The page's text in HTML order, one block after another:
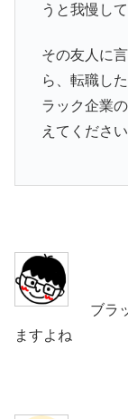
うと我慢し
その友人に
ら、転職し
ラック企業
えてください
ブラ
ますよね